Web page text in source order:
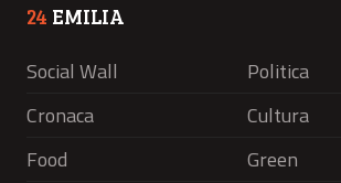
24 EMILIA
Social Wall
Politica
Cronaca
Cultura
Food
Green